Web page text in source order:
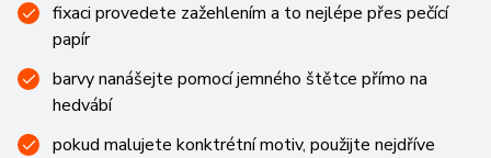
fixaci provedete zažehlením a to nejlépe přes pečící
papír
barvy nanášejte pomocí jemného štětce přímo na
hedvábí
pokud malujete konktrétní motiv, použijte nejdříve